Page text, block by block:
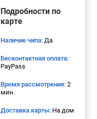
Подробности по
карте
Наличие чипа: Да
Бесконтактная оплата:
PayPass
Время рассмотрения: 2
мин.
Доставка карты: На дом